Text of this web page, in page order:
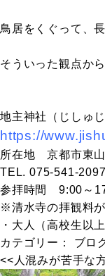
鳥居をくぐって、
そういった観点か
地主神社（じしゅじ
https://
所在地 京都市東
TEL. 075-541-2097
参拝時間 9:00 ～
※清水寺の拝観料
・大人（高校生以上
カテゴリー：
ブロ
<< 人混みが苦手な